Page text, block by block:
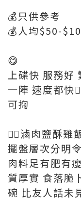
💰只供參考
💰人均$50-
😋
上碟快 服務好
一陣 速度都快
可掬
👉🏻滷肉鹽酥雞
擺盤層次分明
肉料足有肥有
質厚實 食落脆
碗 比友人話未